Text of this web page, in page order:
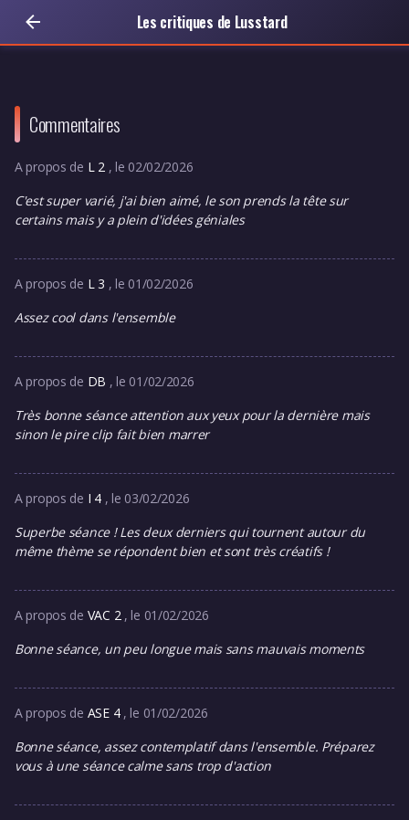
Les critiques de Lusstard
Commentaires
A propos de L 2 , le 02/02/2026
C'est super varié, j'ai bien aimé, le son prends la tête sur
certains mais y a plein d'idées géniales
A propos de L 3 , le 01/02/2026
Assez cool dans l'ensemble
A propos de DB , le 01/02/2026
Très bonne séance attention aux yeux pour la dernière mais
sinon le pire clip fait bien marrer
A propos de I 4 , le 03/02/2026
Superbe séance ! Les deux derniers qui tournent autour du
même thème se répondent bien et sont très créatifs !
A propos de VAC 2 , le 01/02/2026
Bonne séance, un peu longue mais sans mauvais moments
A propos de ASE 4 , le 01/02/2026
Bonne séance, assez contemplatif dans l'ensemble. Préparez
vous à une séance calme sans trop d'action